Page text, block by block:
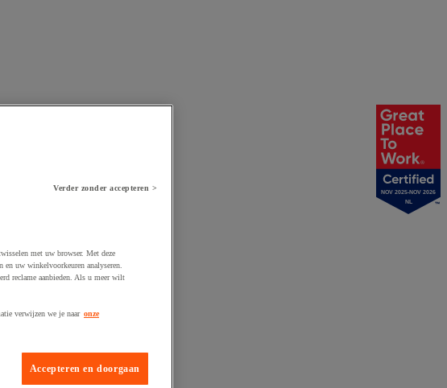
NOV 2025-NOV 2026
NL
Verder zonder accepteren >
met uw browser. Met deze
en uw winkelvoorkeuren analyseren.
reclame aanbieden. Als u meer wilt
verwijzen we je naar onze
Accepteren en doorgaan